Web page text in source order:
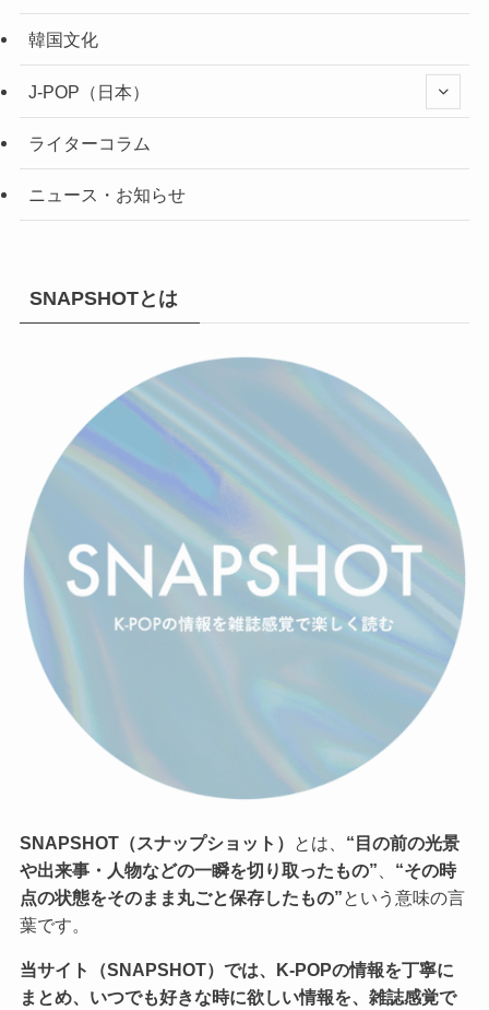
韓国文化
J-POP（日本）
ライターコラム
ニュース・お知らせ
SNAPSHOTとは
SNAPSHOT（スナップショット） とは、 “目の前の光景
や出来事・人物などの一瞬を切り取ったもの”
“その時
点の状態をそのまま丸ごと保存したもの” という意味の言
葉です。
当サイト（SNAPSHOT）では、K-POPの情報を丁寧に
まとめ、いつでも好きな時に欲しい情報を、雑誌感覚で